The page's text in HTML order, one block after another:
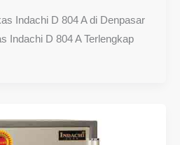
Indachi D 804 A di Denpasar
Indachi D 804 A Terlengkap